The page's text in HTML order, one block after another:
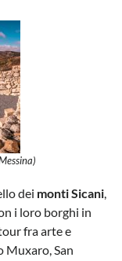
dei monti Sicani,
i loro borghi in
fra arte e
Muxaro, San